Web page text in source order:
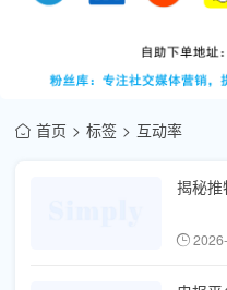
首页 标签 互动率
揭秘推